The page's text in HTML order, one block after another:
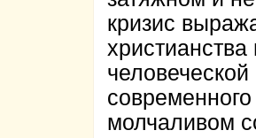
кризис
молчаливом